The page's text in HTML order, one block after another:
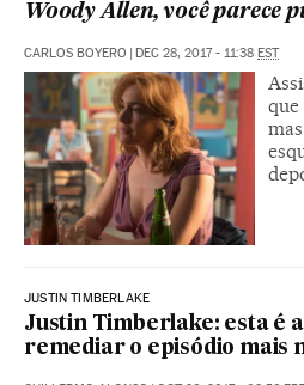
Woody Allen, você parece
CARLOS BOYERO | DEC 28, 2017 - 11:38 EST
que
JUSTIN TIMBERLAKE
Justin Timberlake: esta é
remediar o episódio mais